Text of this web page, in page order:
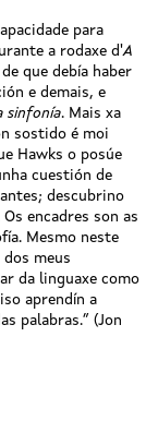
para
a rodaxe d'A
que debía haber
e demais, e
sinfonía. Mais xa
sostido é moi
Hawks o posúe
cuestión de
descubrino
Os encadres son as
Mesmo neste
meus
da linguaxe como
aprendín a
palabras.” (Jon